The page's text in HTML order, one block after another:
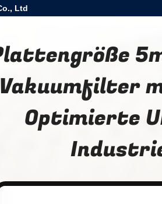
Ltd
Vakuumfilter
Optimierte